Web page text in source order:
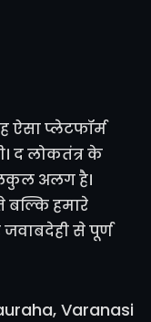
प्लेटफॉर्म
द लोकतंत्र के
अलग है।
बल्कि हमारे
से पूर्ण
Varanasi